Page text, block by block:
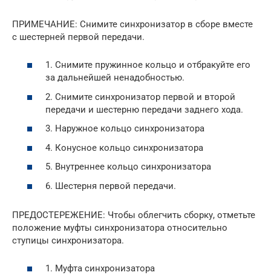
ПРИМЕЧАНИЕ: Снимите синхронизатор в сборе вместе
с шестерней первой передачи.
1. Снимите пружинное кольцо и отбракуйте его
за дальнейшей ненадобностью.
2. Снимите синхронизатор первой и второй
передачи и шестерню передачи заднего хода.
3. Наружное кольцо синхронизатора
4. Конусное кольцо синхронизатора
5. Внутреннее кольцо синхронизатора
6. Шестерня первой передачи.
ПРЕДОСТЕРЕЖЕНИЕ: Чтобы облегчить сборку, отметьте
положение муфты синхронизатора относительно
ступицы синхронизатора.
1. Муфта синхронизатора